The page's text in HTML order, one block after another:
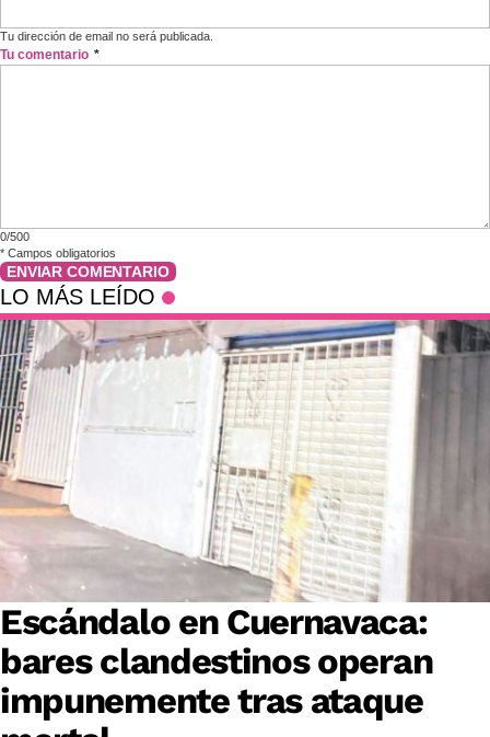
Tu dirección de email no será publicada.
Tu comentario *
0/500
* Campos obligatorios
ENVIAR COMENTARIO
LO MÁS LEÍDO
Escándalo en Cuernavaca:
bares clandestinos operan
impunemente tras ataque